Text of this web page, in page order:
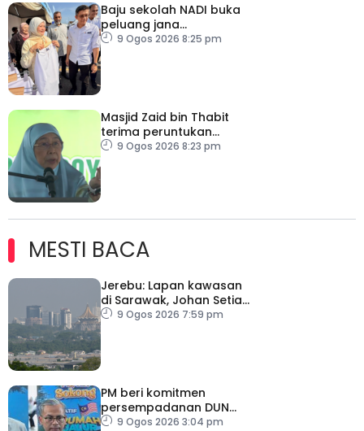
Baju sekolah NADI buka
peluang jana
pendapatan, bantu
9 Ogos 2026 8:25 pm
Masjid Zaid bin Thabit
terima peruntukan
RM100,000
9 Ogos 2026 8:23 pm
MESTI BACA
Jerebu: Lapan kawasan
di Sarawak, Johan Setia
di Selangor catat IPU
9 Ogos 2026 7:59 pm
PM beri komitmen
persempadanan DUN
Sarawak, minta laporan
9 Ogos 2026 3:04 pm